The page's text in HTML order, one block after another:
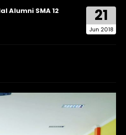
21
Jun 2018
Alumni SMA 12